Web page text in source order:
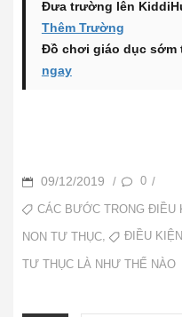
Đưa trường lên
Thêm Trường
Đồ chơi giáo dục sớm
ngay
POSTED
ON
09/12/2019 / 0 /
TAGSCÁC BƯỚC TRONG ĐIỀU
NON TƯ THỤC, ĐIỀU
TƯ THỤC LÀ NHƯ THẾ NÀO